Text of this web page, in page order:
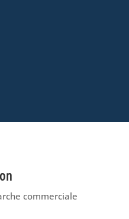
commerciale